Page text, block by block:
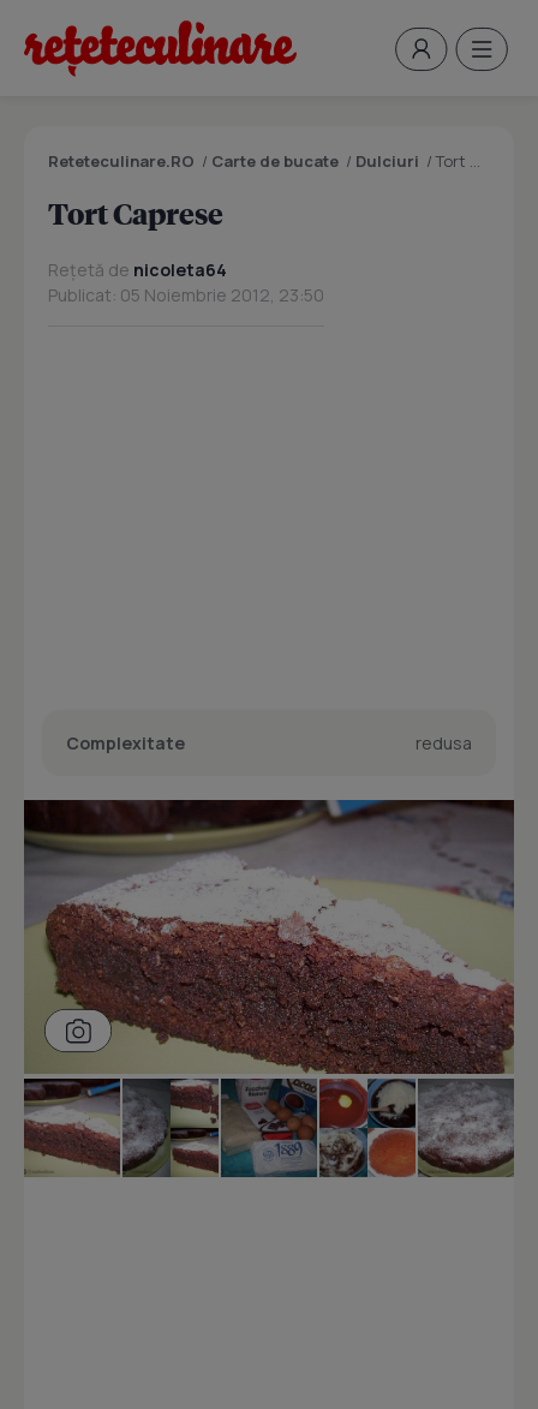
Reteteculinare.RO / Carte de bucate / Dulciuri /Tort Caprese
Tort Caprese
Rețetă de nicoleta64
Publicat: 05 Noiembrie 2012, 23:50
Complexitate redusa